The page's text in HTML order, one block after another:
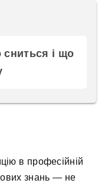
і що
в професійній
знань — не